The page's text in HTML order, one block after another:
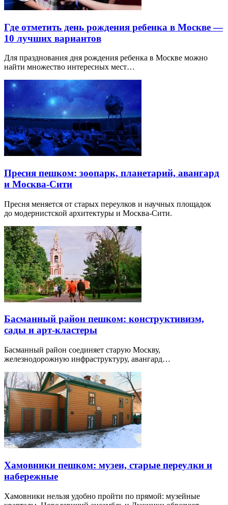
Где отметить день рождения ребенка в Москве —
10 лучших вариантов
Для празднования дня рождения ребенка в Москве можно
найти множество интересных мест…
Пресня пешком: зоопарк, планетарий, авангард
и Москва-Сити
Пресня меняется от старых переулков и научных площадок
до модернистской архитектуры и Москва-Сити.
Басманный район пешком: конструктивизм,
сады и арт-кластеры
Басманный район соединяет старую Москву,
железнодорожную инфраструктуру, авангард…
Хамовники пешком: музеи, старые переулки и
набережные
Хамовники нельзя удобно пройти по прямой: музейные